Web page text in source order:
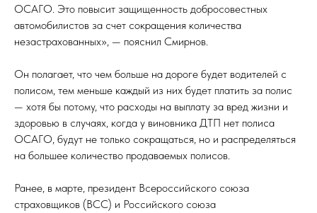
ОСАГО. Это повысит защищенность добросовестных
автомобилистов за счет сокращения количества
незастрахованных», — пояснил Смирнов.
Он полагает, что чем больше на дороге будет водителей с
полисом, тем меньше каждый из них будет платить за полис
— хотя бы потому, что расходы на выплату за вред жизни и
здоровью в случаях, когда у виновника ДТП нет полиса
ОСАГО, будут не только сокращаться, но и распределяться
на большее количество продаваемых полисов.
Ранее, в марте, президент Всероссийского союза
страховщиков (ВСС) и Российского союза